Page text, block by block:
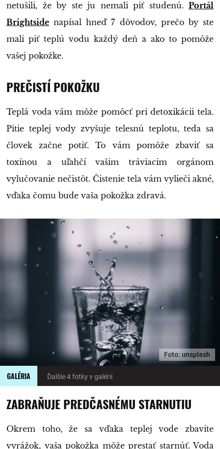
netušili, že by ste ju nemali piť studenú. Portál
Brightside napísal hneď 7 dôvodov, prečo by ste
mali piť teplú vodu každý deň a ako to pomôže
vašej pokožke.
PREČISTÍ POKOŽKU
Teplá voda vám môže pomôcť pri detoxikácii tela.
Pitie teplej vody zvyšuje telesnú teplotu, teda sa
človek začne potiť. To vám pomôže zbaviť sa
toxínou a uľahčí vašim tráviacim orgánom
vylučovanie nečistôt. Čistenie tela vám vylieči akné,
vďaka čomu bude vaša pokožka zdravá.
GALÉRIA Ďalšie 4 fotky v galérii
Foto: unsplash
ZABRAŇUJE PREDČASNÉMU STARNUTIU
Okrem toho, že sa vďaka teplej vode zbavíte
vyrážok, vaša pokožka môže prestať starnúť. Voda